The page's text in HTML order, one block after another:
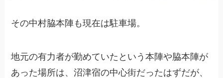
その中村脇本陣も現在は駐車場。
地元の有力者が勤めていたという本陣や脇本陣が
あった場所は、沼津宿の中心街だったはずだが、